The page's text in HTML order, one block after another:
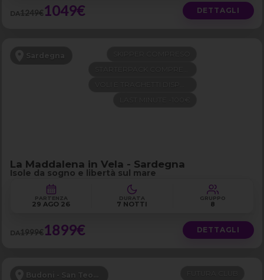
DA1249€1049€ DETTAGLI
Sardegna
La Maddalena in Vela - Sardegna
Isole da sogno e libertà sul mare
PARTENZA
29 AGO 26
DURATA
7 NOTTI
GRUPPO
8
DA1999€1899€ DETTAGLI
Budoni - San Teodoro